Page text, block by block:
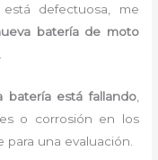
defectuosa, me
batería de moto
batería está fallando,
o corrosión en los
una evaluación.